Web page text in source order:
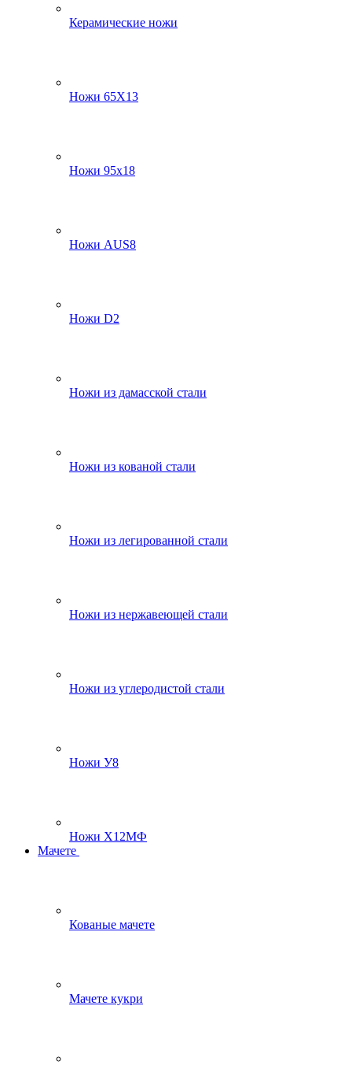
Керамические ножи
Ножи 65Х13
Ножи 95х18
Ножи AUS8
Ножи D2
Ножи из дамасской стали
Ножи из кованой стали
Ножи из легированной стали
Ножи из нержавеющей стали
Ножи из углеродистой стали
Ножи У8
Ножи Х12МФ
Мачете
Кованые мачете
Мачете кукри